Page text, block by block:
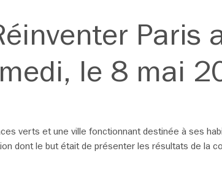
Paris
le 8 mai
verts et une ville fonctionnant destinée à ses
dont le but était de présenter les résultats de la